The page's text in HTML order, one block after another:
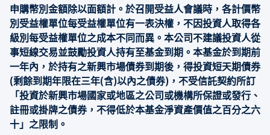
申購幣別金額除以面額計。於召開受益人會議時，各計價幣
別受益權單位每受益權單位有一表決權，不因投資人取得各
級別每受益權單位之成本不同而異。本公司不建議投資人從
事短線交易並鼓勵投資人持有至基金到期。本基金於到期前
一年內，於持有之新興市場債券到期後，得投資短天期債券
(剩餘到期年限在三年(含)以內之債券)，不受信託契約所訂
「投資於新興市場國家或地區之公司或機構所保證或發行、
註冊或掛牌之債券，不得低於本基金淨資產價值之百分之六
十」之限制。